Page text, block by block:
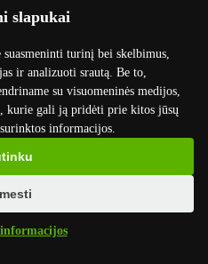
slapukai
suasmeninti turinį bei skelbimus,
ir analizuoti srautą. Be to,
su visuomeninės medijos,
kurie gali ją pridėti prie kitos jūsų
informacijos.